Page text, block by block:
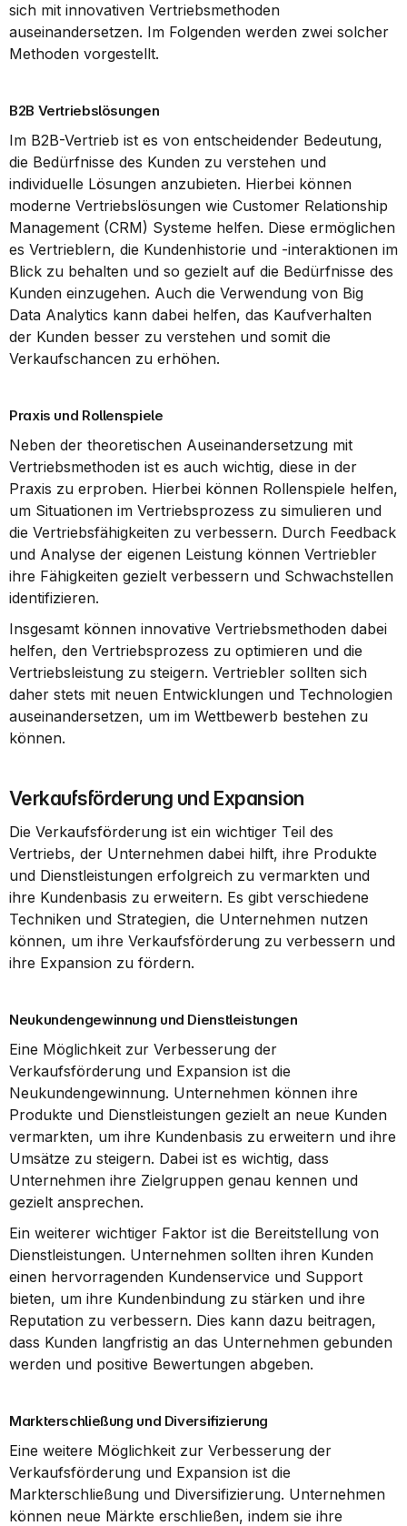
sich mit innovativen Vertriebsmethoden
auseinandersetzen. Im Folgenden werden zwei solcher
Methoden vorgestellt.
B2B Vertriebslösungen
Im B2B-Vertrieb ist es von entscheidender Bedeutung,
die Bedürfnisse des Kunden zu verstehen und
individuelle Lösungen anzubieten. Hierbei können
moderne Vertriebslösungen wie Customer Relationship
Management (CRM) Systeme helfen. Diese ermöglichen
es Vertrieblern, die Kundenhistorie und -interaktionen im
Blick zu behalten und so gezielt auf die Bedürfnisse des
Kunden einzugehen. Auch die Verwendung von Big
Data Analytics kann dabei helfen, das Kaufverhalten
der Kunden besser zu verstehen und somit die
Verkaufschancen zu erhöhen.
Praxis und Rollenspiele
Neben der theoretischen Auseinandersetzung mit
Vertriebsmethoden ist es auch wichtig, diese in der
Praxis zu erproben. Hierbei können Rollenspiele helfen,
um Situationen im Vertriebsprozess zu simulieren und
die Vertriebsfähigkeiten zu verbessern. Durch Feedback
und Analyse der eigenen Leistung können Vertriebler
ihre Fähigkeiten gezielt verbessern und Schwachstellen
identifizieren.
Insgesamt können innovative Vertriebsmethoden dabei
helfen, den Vertriebsprozess zu optimieren und die
Vertriebsleistung zu steigern. Vertriebler sollten sich
daher stets mit neuen Entwicklungen und Technologien
auseinandersetzen, um im Wettbewerb bestehen zu
können.
Verkaufsförderung und Expansion
Die Verkaufsförderung ist ein wichtiger Teil des
Vertriebs, der Unternehmen dabei hilft, ihre Produkte
und Dienstleistungen erfolgreich zu vermarkten und
ihre Kundenbasis zu erweitern. Es gibt verschiedene
Techniken und Strategien, die Unternehmen nutzen
können, um ihre Verkaufsförderung zu verbessern und
ihre Expansion zu fördern.
Neukundengewinnung und Dienstleistungen
Eine Möglichkeit zur Verbesserung der
Verkaufsförderung und Expansion ist die
Neukundengewinnung. Unternehmen können ihre
Produkte und Dienstleistungen gezielt an neue Kunden
vermarkten, um ihre Kundenbasis zu erweitern und ihre
Umsätze zu steigern. Dabei ist es wichtig, dass
Unternehmen ihre Zielgruppen genau kennen und
gezielt ansprechen.
Ein weiterer wichtiger Faktor ist die Bereitstellung von
Dienstleistungen. Unternehmen sollten ihren Kunden
einen hervorragenden Kundenservice und Support
bieten, um ihre Kundenbindung zu stärken und ihre
Reputation zu verbessern. Dies kann dazu beitragen,
dass Kunden langfristig an das Unternehmen gebunden
werden und positive Bewertungen abgeben.
Markterschließung und Diversifizierung
Eine weitere Möglichkeit zur Verbesserung der
Verkaufsförderung und Expansion ist die
Markterschließung und Diversifizierung. Unternehmen
können neue Märkte erschließen, indem sie ihre